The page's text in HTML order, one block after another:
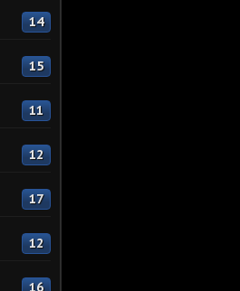
14
15
11
12
17
12
16